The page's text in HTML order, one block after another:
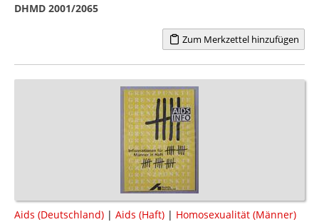
DHMD 2001/2065
Zum Merkzettel hinzufügen
Aids (Deutschland) | Aids (Haft) | Homosexualität (Männer)